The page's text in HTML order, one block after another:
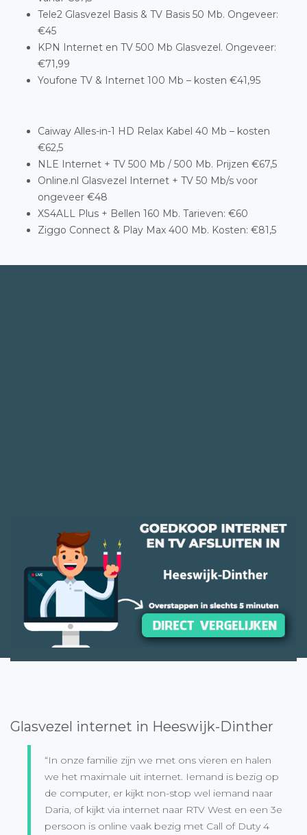
Tele2 Glasvezel Basis & TV Basis 50 Mb. Ongeveer:
€45
KPN Internet en TV 500 Mb Glasvezel. Ongeveer:
€71,99
Youfone TV & Internet 100 Mb – kosten €41,95
Caiway Alles-in-1 HD Relax Kabel 40 Mb – kosten
€62,5
NLE Internet + TV 500 Mb / 500 Mb. Prijzen €67,5
Online.nl Glasvezel Internet + TV 50 Mb/s voor
ongeveer €48
XS4ALL Plus + Bellen 160 Mb. Tarieven: €60
Ziggo Connect & Play Max 400 Mb. Kosten: €81,5
Glasvezel internet in Heeswijk-Dinther
“In onze familie zijn we met ons vieren en halen
we het maximale uit internet. Iemand is bezig op
de computer, er kijkt non-stop wel iemand naar
Daria, of kijkt via internet naar RTV West en een 3e
persoon is online vaak bezig met Call of Duty 4